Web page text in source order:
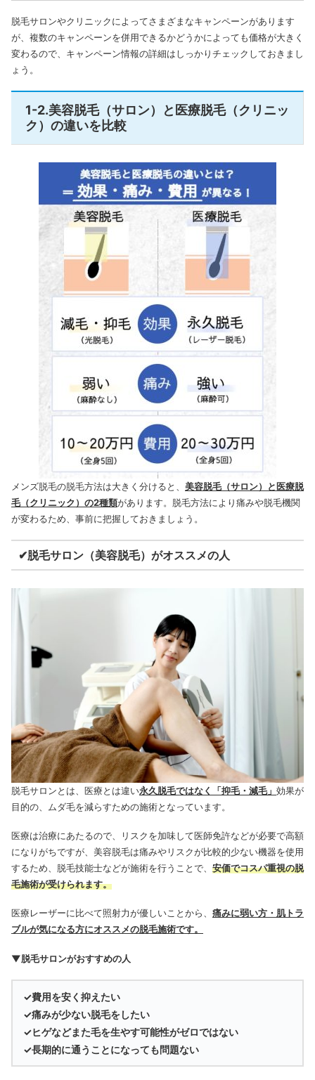
脱毛サロンやクリニックによってさまざまなキャンペーンがあります
が、複数のキャンペーンを併用できるかどうかによっても価格が大きく
変わるので、キャンペーン情報の詳細はしっかりチェックしておきまし
ょう。
1-2.美容脱毛（サロン）と医療脱毛（クリニッ
ク）の違いを比較
メンズ脱毛の脱毛方法は大きく分けると、 美容脱毛（サロン）と医療脱
毛（クリニック）の2種類があります。脱毛方法により痛みや脱毛機関
が変わるため、事前に把握しておきましょう。
✔脱毛サロン（美容脱毛）がオススメの人
脱毛サロンとは、医療とは違い永久脱毛ではなく「抑毛・減毛」 効果が
目的の、ムダ毛を減らすための施術となっています。
医療は治療にあたるので、リスクを加味して医師免許などが必要で高額
になりがちですが、美容脱毛は痛みやリスクが比較的少ない機器を使用
するため、脱毛技能士などが施術を行うことで、 安価でコスパ重視の脱
毛施術が受けられます。
医療レーザーに比べて照射力が優しいことから、 痛みに弱い方・肌トラ
ブルが気になる方にオススメの脱毛施術です。
▼脱毛サロンがおすすめの人
✓費用を安く抑えたい
✓痛みが少ない脱毛をしたい
✓ヒゲなどまた毛を生やす可能性がゼロではない
✓長期的に通うことになっても問題ない